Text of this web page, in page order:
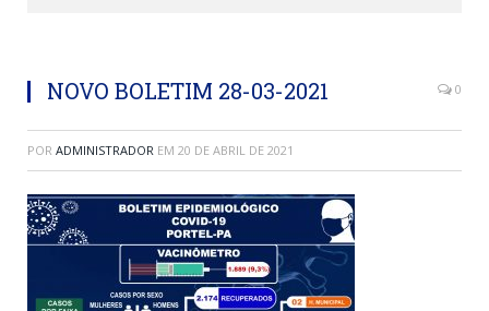
NOVO BOLETIM 28-03-2021 0
POR ADMINISTRADOR EM 20 DE ABRIL DE 2021